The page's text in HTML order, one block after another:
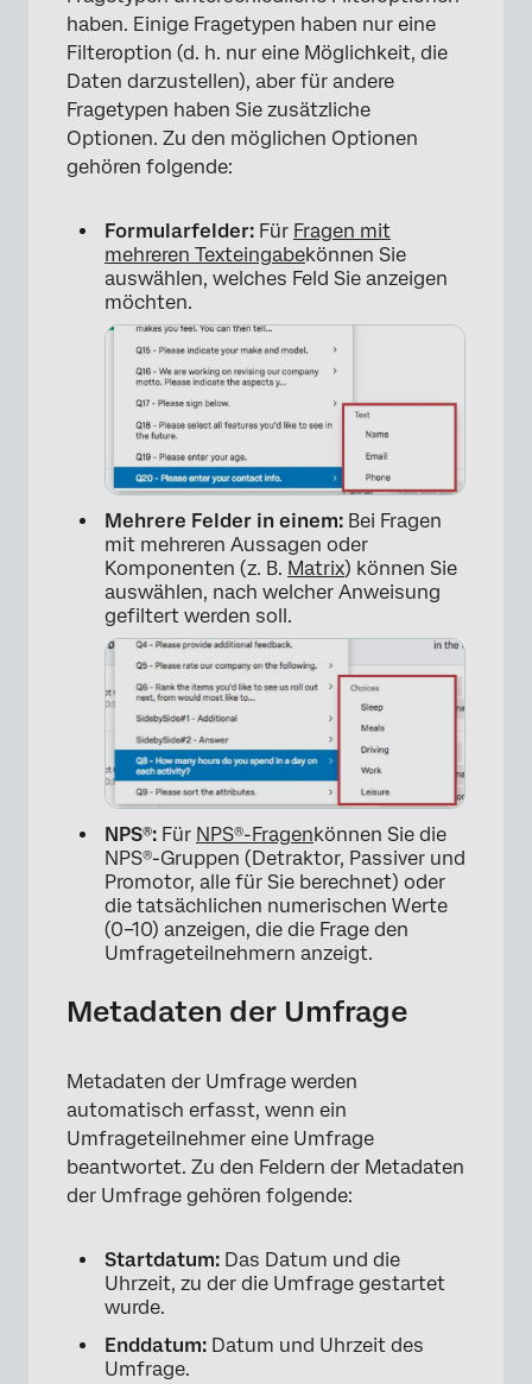
haben. Einige Fragetypen haben nur eine
Filteroption (d. h. nur eine Möglichkeit, die
Daten darzustellen), aber für andere
Fragetypen haben Sie zusätzliche
Optionen. Zu den möglichen Optionen
gehören folgende:
Formularfelder: Für Fragen mit
mehreren Texteingabekönnen Sie
auswählen, welches Feld Sie anzeigen
möchten.
Mehrere Felder in einem: Bei Fragen
mit mehreren Aussagen oder
Komponenten (z. B. Matrix) können Sie
auswählen, nach welcher Anweisung
gefiltert werden soll.
NPS®: Für NPS®-Fragenkönnen Sie die
NPS®-Gruppen (Detraktor, Passiver und
Promotor, alle für Sie berechnet) oder
die tatsächlichen numerischen Werte
(0–10) anzeigen, die die Frage den
Umfrageteilnehmern anzeigt.
Metadaten der Umfrage
Metadaten der Umfrage werden
automatisch erfasst, wenn ein
Umfrageteilnehmer eine Umfrage
beantwortet. Zu den Feldern der Metadaten
der Umfrage gehören folgende:
Startdatum: Das Datum und die
Uhrzeit, zu der die Umfrage gestartet
wurde.
Enddatum: Datum und Uhrzeit des
Umfrage.